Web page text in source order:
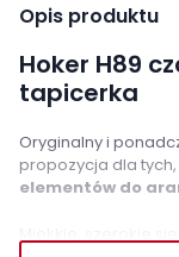
Opis produktu
Hoker H89
tapicerka
Oryginalny i
propozycja dla
elementów do